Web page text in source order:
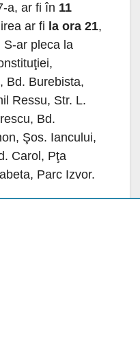
a, ar fi în 11
ar fi la ora 21,
S-ar pleca la
Bd. Burebista,
Ressu, Str. L.
Bd.
Şos. Iancului,
Carol, Pţa
Parc Izvor.